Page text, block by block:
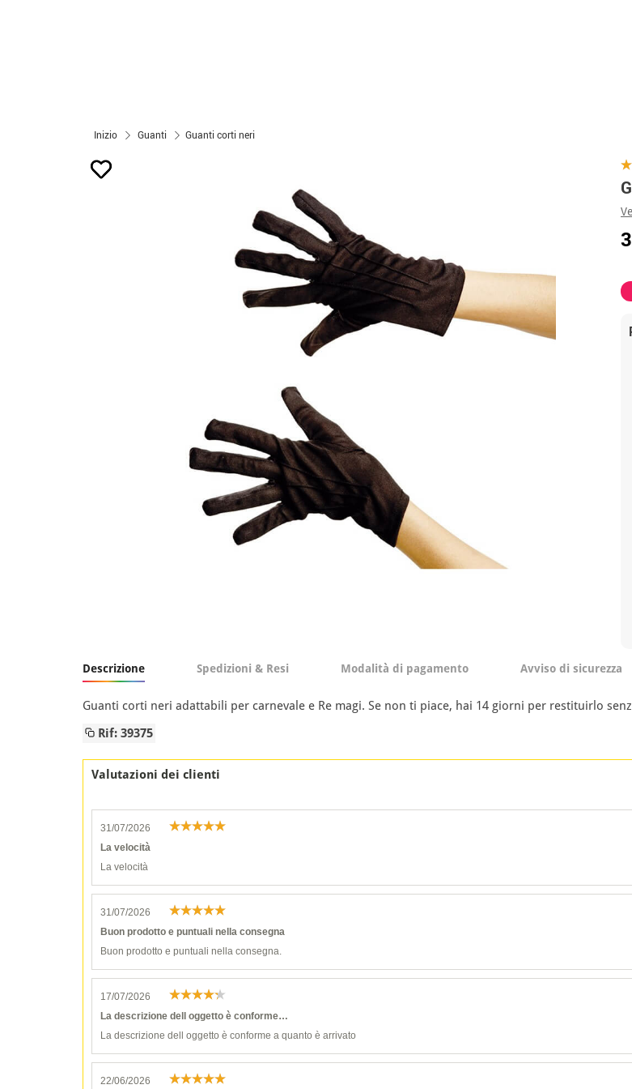
Inizio Guanti Guanti corti neri
Descrizione Spedizioni & Resi Modalità di pagamento Avviso di sicurezza
Guanti corti neri adattabili per carnevale e Re magi. Se non ti piace, hai 14 giorni per restituirlo
Rif: 39375
Valutazioni dei clienti
31/07/2026
La velocità
La velocità
31/07/2026
Buon prodotto e puntuali nella consegna
Buon prodotto e puntuali nella consegna.
17/07/2026
La descrizione dell oggetto è conforme…
La descrizione dell oggetto è conforme a quanto è arrivato
22/06/2026